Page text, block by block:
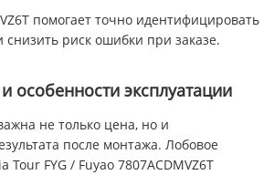
помогает точно идентифицировать
риск ошибки при заказе.
особенности эксплуатации
не только цена, но и
после монтажа. Лобовое
Tour FYG / Fuyao 7807ACDMVZ6T